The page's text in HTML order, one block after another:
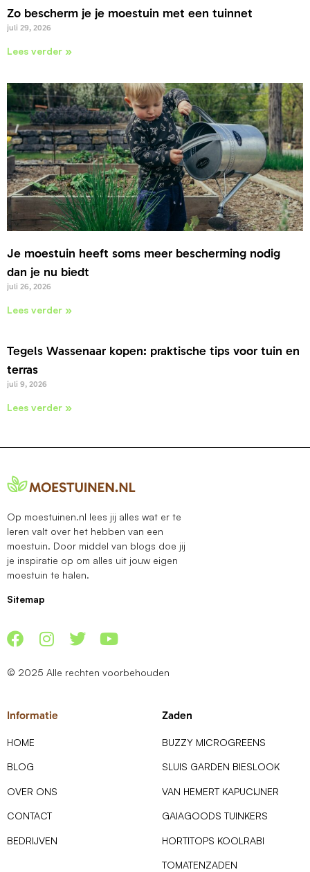
Zo bescherm je je moestuin met een tuinnet
juli 29, 2026
Lees verder »
Je moestuin heeft soms meer bescherming nodig
dan je nu biedt
juli 26, 2026
Lees verder »
Tegels Wassenaar kopen: praktische tips voor tuin en
terras
juli 9, 2026
Lees verder »
Op moestuinen.nl lees jij alles wat er te
leren valt over het hebben van een
moestuin. Door middel van blogs doe jij
je inspiratie op om alles uit jouw eigen
moestuin te halen.
Sitemap
© 2025 Alle rechten voorbehouden
Informatie
HOME
BLOG
OVER ONS
CONTACT
BEDRIJVEN
Zaden
BUZZY MICROGREENS
SLUIS GARDEN BIESLOOK
VAN HEMERT KAPUCIJNER
GAIAGOODS TUINKERS
HORTITOPS KOOLRABI
TOMATENZADEN